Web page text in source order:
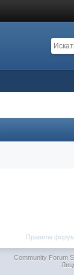
Правила
Community Forum